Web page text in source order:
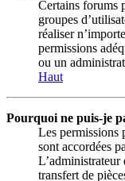
Certains forums
groupes
réaliser
permissions
ou un
Haut
Pourquoi ne puis-je
Les permissions
sont accordées
L’administrateur
transfert de